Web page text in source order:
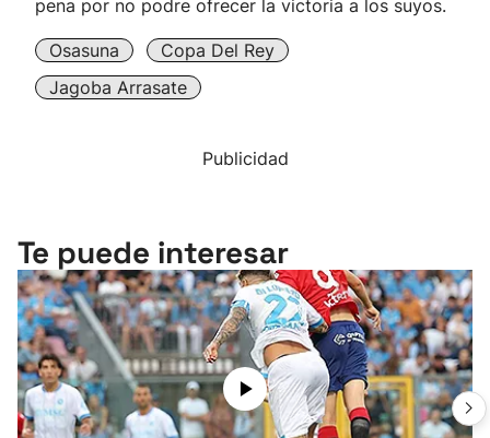
pena por no podre ofrecer la victoria a los suyos.
Osasuna
Copa Del Rey
Jagoba Arrasate
Publicidad
Te puede interesar